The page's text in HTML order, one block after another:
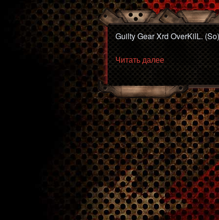
Guilty Gear Xrd OverKilL.
Читать далее«GGXrd
OverKilL.
(So)
vs
Loulaim
(Ky)
#FT10»